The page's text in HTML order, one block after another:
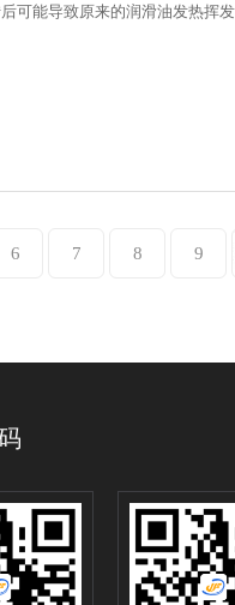
可能导致原来的润滑油发热挥
6 7 8 9